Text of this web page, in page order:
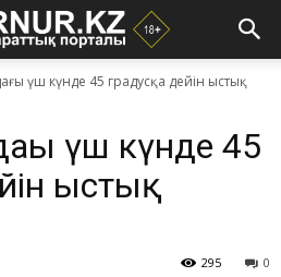
үш күнде 45 градусқа дейін ыстық
үш күнде 45
ыстық
0
295